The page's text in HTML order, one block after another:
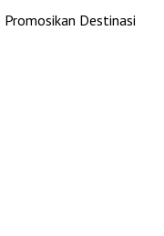
Destinasi